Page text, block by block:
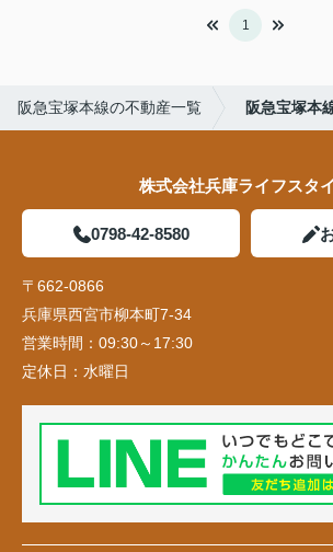
1
阪急宝塚本線の不動産一覧 阪急宝塚本
株式会社兵庫ライフスタ
0798-42-8580
〒662-0866
兵庫県西宮市柳本町7-34
営業時間： 09:30～17:30
定休日： 水曜日